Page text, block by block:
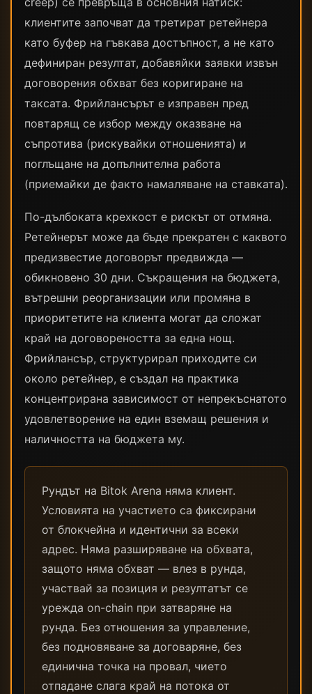
клиентите започват да третират ретейнера
като буфер на гъвкава достъпност, а не като
дефиниран резултат, добавяйки заявки извън
договорения обхват без коригиране на
таксата. Фрийлансърът е изправен пред
повтарящ се избор между оказване на
съпротива (рискувайки отношенията) и
поглъщане на допълнителна работа
(приемайки де факто намаляване на ставката).
По-дълбоката крехкост е рискът от отмяна.
Ретейнерът може да бъде прекратен с каквото
предизвестие договорът предвижда —
обикновено 30 дни. Съкращения на бюджета,
вътрешни реорганизации или промяна в
приоритетите на клиента могат да сложат
край на договореността за една нощ.
Фрийлансър, структурирал приходите си
около ретейнер, е създал на практика
концентрирана зависимост от непрекъснатото
удовлетворение на един вземащ решения и
наличността на бюджета му.
Рундът на Bitok Arena няма клиент.
Условията на участието са фиксирани
от блокчейна и идентични за всеки
адрес. Няма разширяване на обхвата,
защото няма обхват — влез в рунда,
участвай за позиция и резултатът се
урежда on-chain при затваряне на
рунда. Без отношения за управление,
без подновяване за договаряне, без
единична точка на провал, чието
отпадане слага край на потока от